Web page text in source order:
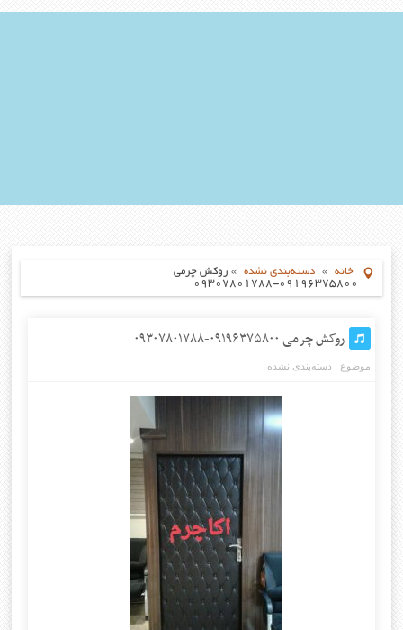
خانه » دسته‌بندی نشده » روکش چرمی
۰۹۱۹۶۳۷۵۸۰۰-۰۹۳۰۷۸۰۱۷۸۸
روکش چرمی ۰۹۱۹۶۳۷۵۸۰۰-۰۹۳۰۷۸۰۱۷۸۸
موضوع : دسته‌بندی نشده